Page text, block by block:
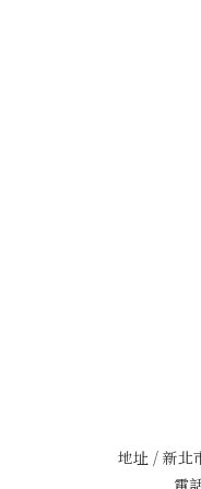
地址 / 新北
電